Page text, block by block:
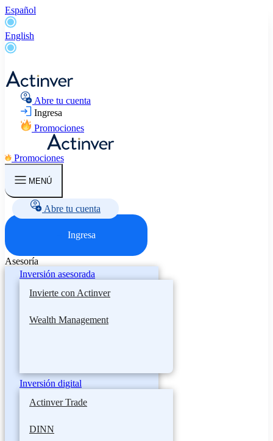
Español
English
Abre tu cuenta
Ingresa
Promociones
Promociones
MENÚ
Abre tu cuenta
Ingresa
Asesoría
Inversión asesorada
Invierte con Actinver
Wealth Management
Inversión digital
Actinver Trade
DINN